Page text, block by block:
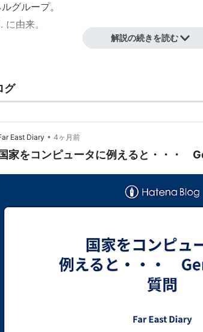
ルグループ。
に由来。
ヨタ、デンソー、中部大学、中部経済新
ル・サンダースの人形を盗んではいけない。
フライドチキン
で有名なカーネル・サンダー
ケンタッキー州でレストランを経営していた
about/colonel.htmを参照 )
解説の続きを読む
グ
East Diary • 4ヶ月前
家をコンピュータに例えると・・・